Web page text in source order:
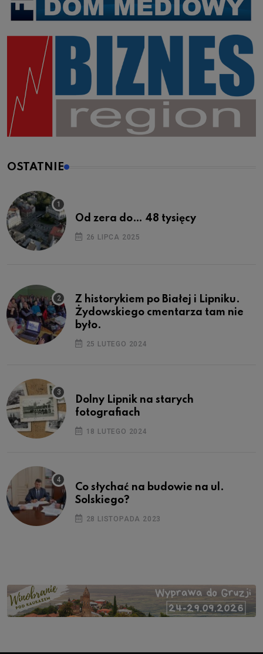
OSTATNIE
Od zera do… 48 tysięcy
26 LIPCA 2025
Z historykiem po Białej i Lipniku.
Żydowskiego cmentarza tam nie
było.
25 LUTEGO 2024
Dolny Lipnik na starych
fotografiach
18 LUTEGO 2024
Co słychać na budowie na ul.
Solskiego?
28 LISTOPADA 2023